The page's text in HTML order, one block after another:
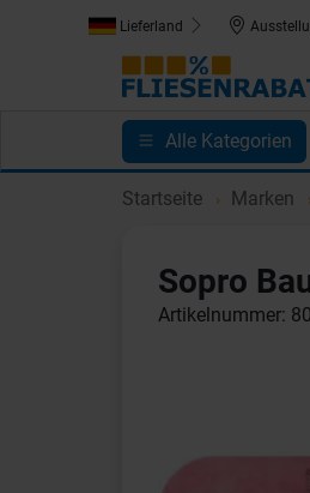
Lieferland
Alle Kategorien
Kundenprojekte Blog
Startseite Marken
Sopro
Artikelnummer: